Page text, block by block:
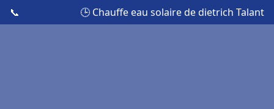
📞 🕒 Chauffe eau solaire de dietrich Talant